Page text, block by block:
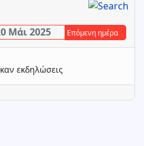
Μάι 2025 Επόμενη ημέρα
εκδηλώσεις